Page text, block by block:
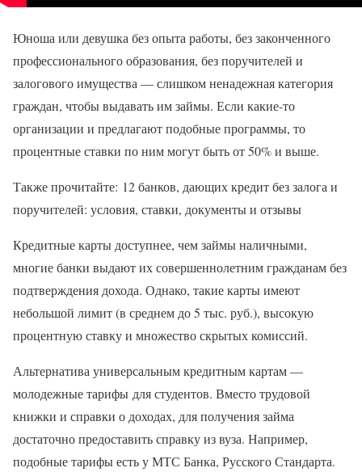
Юноша или девушка без опыта работы, без законченного
профессионального образования, без поручителей и
залогового имущества — слишком ненадежная категория
граждан, чтобы выдавать им займы. Если какие-то
организации и предлагают подобные программы, то
процентные ставки по ним могут быть от 50% и выше.
Также прочитайте: 12 банков, дающих кредит без залога и
поручителей: условия, ставки, документы и отзывы
Кредитные карты доступнее, чем займы наличными,
многие банки выдают их совершеннолетним гражданам без
подтверждения дохода. Однако, такие карты имеют
небольшой лимит (в среднем до 5 тыс. руб.), высокую
процентную ставку и множество скрытых комиссий.
Альтернатива универсальным кредитным картам —
молодежные тарифы для студентов. Вместо трудовой
книжки и справки о доходах, для получения займа
достаточно предоставить справку из вуза. Например,
подобные тарифы есть у МТС Банка, Русского Стандарта.